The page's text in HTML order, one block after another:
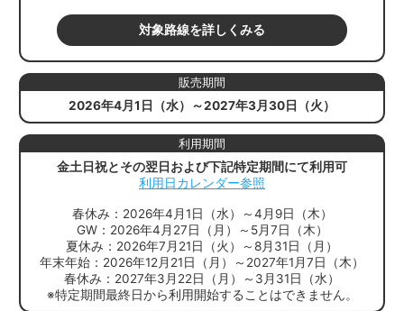
対象路線を詳しくみる
販売期間
2026年4月1日（水）～2027年3月30日（火）
利用期間
金土日祝とその翌日および下記特定期間にて利用可
利用日カレンダー参照
春休み：2026年4月1日（水）～4月9日（木）
GW：2026年4月27日（月）～5月7日（木）
夏休み：2026年7月21日（火）～8月31日（月）
年末年始：2026年12月21日（月）～2027年1月7日（木）
春休み：2027年3月22日（月）～3月31日（水）
※特定期間最終日から利用開始することはできません。